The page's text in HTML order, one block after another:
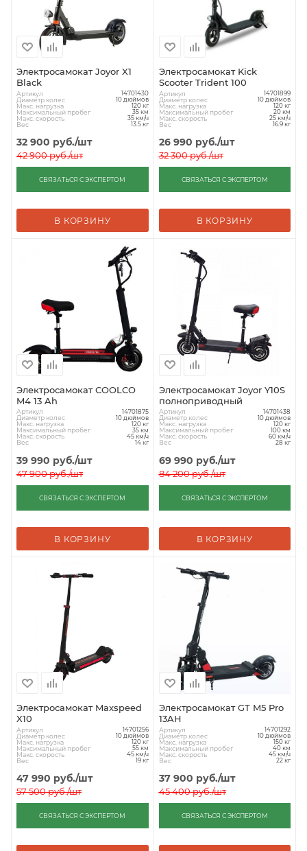
Электросамокат Joyor X1
Black
Артикул 14701430
Диаметр колес 10 дюймов
Макс. нагрузка 120 кг
Максимальный пробег 35 км
Макс. скорость 35 км/ч
Вес 13.5 кг
32 900 руб./шт
42 900руб./шт
СВЯЗАТЬСЯ С ЭКСПЕРТОМ
В КОРЗИНУ
Электросамокат Kick
Scooter Trident 100
Артикул 14701899
Диаметр колес 10 дюймов
Макс. нагрузка 120 кг
Максимальный пробег 20 км
Макс. скорость 25 км/ч
Вес 16.9 кг
26 990 руб./шт
32 300руб./шт
СВЯЗАТЬСЯ С ЭКСПЕРТОМ
В КОРЗИНУ
Электросамокат COOLCO
M4 13 Ah
Артикул 14701875
Диаметр колес 10 дюймов
Макс. нагрузка 120 кг
Максимальный пробег 35 км
Макс. скорость 45 км/ч
Вес 14 кг
39 990 руб./шт
47 900руб./шт
СВЯЗАТЬСЯ С ЭКСПЕРТОМ
В КОРЗИНУ
Электросамокат Joyor Y10S
полноприводный
Артикул 14701438
Диаметр колес 10 дюймов
Макс. нагрузка 120 кг
Максимальный пробег 100 км
Макс. скорость 60 км/ч
Вес 28 кг
69 990 руб./шт
84 200руб./шт
СВЯЗАТЬСЯ С ЭКСПЕРТОМ
В КОРЗИНУ
Электросамокат Maxspeed
X10
Артикул 14701256
Диаметр колес 10 дюймов
Макс. нагрузка 120 кг
Максимальный пробег 55 км
Макс. скорость 45 км/ч
Вес 19 кг
47 990 руб./шт
57 500руб./шт
СВЯЗАТЬСЯ С ЭКСПЕРТОМ
Электросамокат GT M5 Pro
13AH
Артикул 14701292
Диаметр колес 10 дюймов
Макс. нагрузка 150 кг
Максимальный пробег 40 км
Макс. скорость 45 км/ч
Вес 22 кг
37 900 руб./шт
45 400руб./шт
СВЯЗАТЬСЯ С ЭКСПЕРТОМ